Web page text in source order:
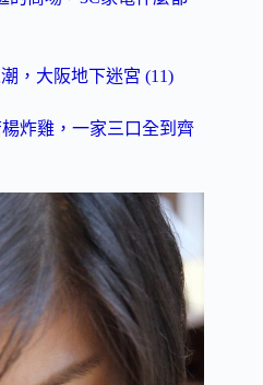
，大阪地下迷宮 (11)
炸雞，一家三口全到齊